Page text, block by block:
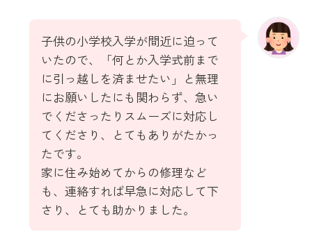
子供の小学校入学が間近に迫って
いたので、「何とか入学式前まで
に引っ越しを済ませたい」と無理
にお願いしたにも関わらず、急い
でくださったりスムーズに対応し
てくださり、とてもありがたかっ
たです。
家に住み始めてからの修理など
も、連絡すれば早急に対応して下
さり、とても助かりました。